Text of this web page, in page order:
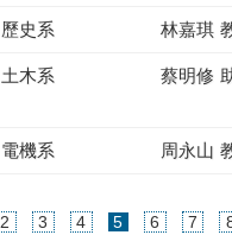
歷史系 林嘉琪
土木系 蔡明修
電機系 周永山
2 3 4 5(current)
6 7